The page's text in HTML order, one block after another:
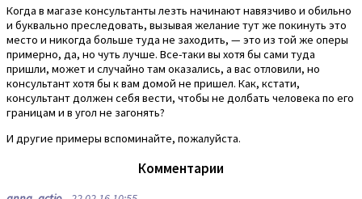
Когда в магазе консультанты лезть начинают навязчиво и обильно
и буквально преследовать, вызывая желание тут же покинуть это
место и никогда больше туда не заходить, — это из той же оперы
примерно, да, но чуть лучше. Все-таки вы хотя бы сами туда
пришли, может и случайно там оказались, а вас отловили, но
консультант хотя бы к вам домой не пришел. Как, кстати,
консультант должен себя вести, чтобы не долбать человека по его
границам и в угол не загонять?
И другие примеры вспоминайте, пожалуйста.
Комментарии